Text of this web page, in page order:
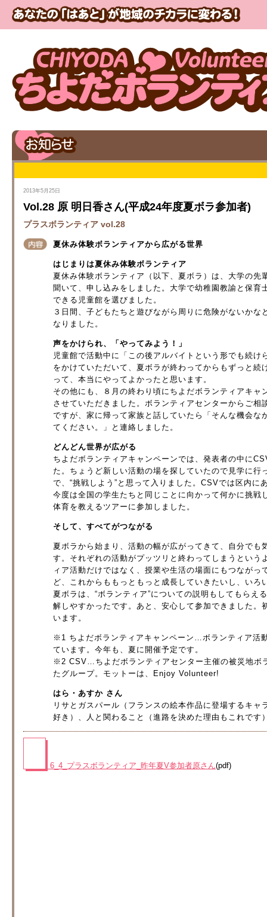
2013年5月25日
Vol.28 原 明日香さん(平成24年度夏ボラ参加者)
プラスボランティア vol.28
夏休み体験ボランティアから広がる世界
はじまりは夏休み体験ボランティア
夏休み体験ボランティア（以下、夏ボラ）は、大学の
聞いて、申し込みをしました。大学で幼稚園教諭と保
できる児童館を選びました。
３日間、子どもたちと遊びながら周りに危険がないか
なりました。
声をかけられ、「やってみよう！」
児童館で活動中に「この後アルバイトという形でも続
をかけていただいて、夏ボラが終わってからもずっと
って、本当にやってよかったと思います。
その他にも、８月の終わり頃にちよだボランティアキ
させていただきました。ボランティアセンターからご
ですが、家に帰って家族と話していたら「そんな機会
てください。」と連絡しました。
どんどん世界が広がる
ちよだボランティアキャンペーンでは、発表者の中に
た。ちょうど新しい活動の場を探していたので見学に
で、“挑戦しよう”と思って入りました。CSVでは区内
今度は全国の学生たちと同じことに向かって何かに挑
体育を教えるツアーに参加しました。
そして、すべてがつながる
夏ボラから始まり、活動の幅が広がってきて、自分で
す。それぞれの活動がプッツリと終わってしまうとい
ィア活動だけではなく、授業や生活の場面にもつなが
ど、これからももっともっと成長していきたいし、い
夏ボラは、“ボランティア”についての説明もしてもら
解しやすかったです。あと、安心して参加できました
います。
※1 ちよだボランティアキャンペーン…ボランティア活
ています。今年も、夏に開催予定です。
※2 CSV…ちよだボランティアセンター主催の被災地ボ
たグループ。モットーは、Enjoy Volunteer!
はら・あすか さん
リサとガスパール（フランスの絵本作品に登場するキ
好き）、人と関わること（進路を決めた理由もこれです
6_4_プラスボランティア_昨年夏V参加者原さん(pdf)